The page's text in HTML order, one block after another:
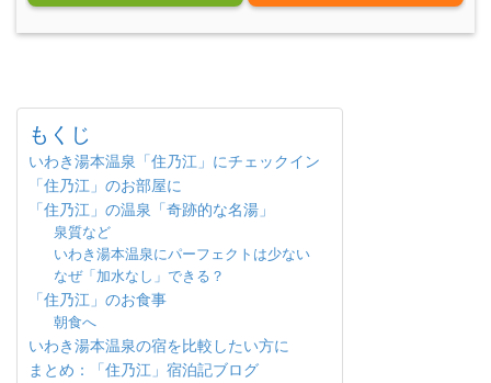
もくじ
いわき湯本温泉「住乃江」にチェックイン
「住乃江」のお部屋に
「住乃江」の温泉「奇跡的な名湯」
泉質など
いわき湯本温泉にパーフェクトは少ない
なぜ「加水なし」できる？
「住乃江」のお食事
朝食へ
いわき湯本温泉の宿を比較したい方に
まとめ：「住乃江」宿泊記ブログ